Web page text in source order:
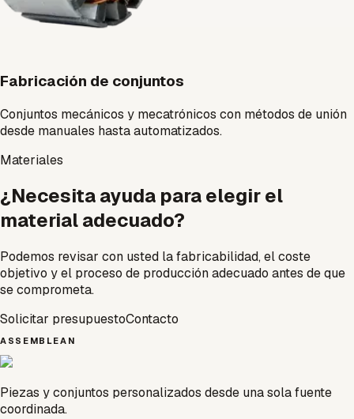
Fabricación de conjuntos
Conjuntos mecánicos y mecatrónicos con métodos de unión
desde manuales hasta automatizados.
Materiales
¿Necesita ayuda para elegir el
material adecuado?
Podemos revisar con usted la fabricabilidad, el coste
objetivo y el proceso de producción adecuado antes de que
se comprometa.
Solicitar presupuestoContacto
ASSEMBLEAN
Piezas y conjuntos personalizados desde una sola fuente
coordinada.